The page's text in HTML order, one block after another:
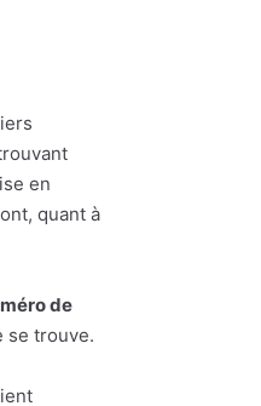
en
quant à
de
se trouve.